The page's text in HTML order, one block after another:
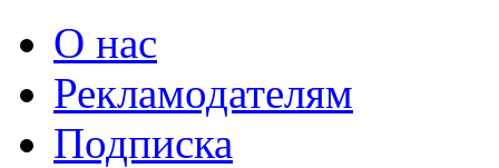
О нас
Рекламодателям
Подписка